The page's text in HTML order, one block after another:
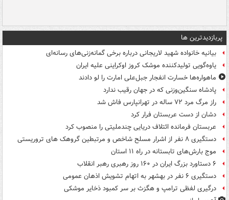
پربازدیدترین ها
بیانیه خانواده شهید لاریجانی درباره برخی گمانه‌زنی‌های رسانه‌ای
یاوه‌گویی تولیدکننده موشک کروز اوکراینی علیه ایران
ماهواره‌ها خسارت انفجار جبل‌علی امارت را لو دادند
پادشاه سنگین‌وزنی که در جهان رقیب ندارد
راز مرگ مرد ۷۲ ساله در تهرانپارس فاش شد
دشان از دست عربستان فرار کرد
عربستان فرمانده ائتلاف دریایی چندملیتی را منصوب کرد
دستگیری ۸ نفر از اشرار مسلح شاخص و مرتبطین گروهک های تروریستی
موج بارش‌های تابستانه در راه ۱۱ استان
۶ دستاورد بزرگ ایران در ۱۶۰ روز رهبری رهبر انقلاب
دستگیری ۶ نفر در بهشهر به اتهام تشویش اذهان عمومی
درگیری لفظی ترامپ و هگزث بر سر کمبود ذخایر موشکی